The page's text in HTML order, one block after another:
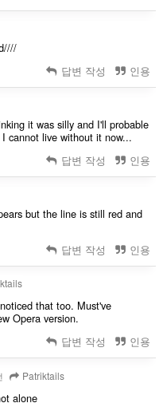
답변 작성 인용
it was silly and I'll probable
cannot live without it now...
답변 작성 인용
but the line is still red and
답변 작성 인용
that too. Must've
Opera version.
답변 작성 인용
Patriktails
alone